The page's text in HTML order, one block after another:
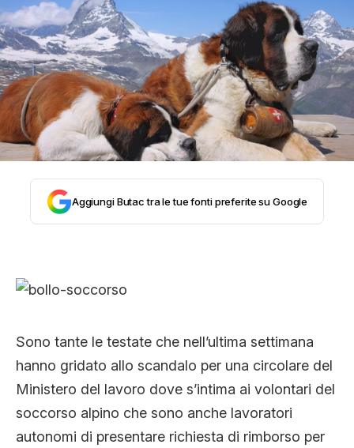
STORIA E CITAZIONI
INTRATTENIMENTO
COMPLOTTI, LEGGENDE URBANE ED
EVERGREEN
CLIMA ED ENERGIA
CONTATTI
Aggiungi Butac tra le tue fonti preferite su Google
Sono tante le testate che nell’ultima settimana
hanno gridato allo scandalo per una circolare del
Ministero del lavoro dove s’intima ai volontari del
soccorso alpino che sono anche lavoratori
autonomi di presentare richiesta di rimborso per